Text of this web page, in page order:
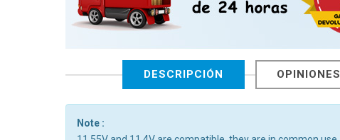
DESCRIPCIÓN OPINIONES
Note :